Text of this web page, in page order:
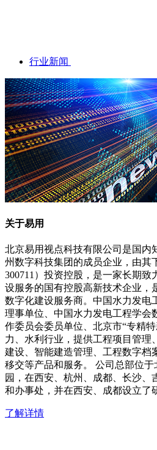
行业新闻
关于易用
北京易用视点科技有限公司是国内
州数字科技集团的成员企业，由其
300711）投资控股，是一家长期致
设服务的国有控股高新技术企业，
数字化建设服务商。中国水力发电
理事单位、中国水力发电工程学会
作委员会委员单位、北京市“专精
力、水利行业，提供工程项目管理
建设、智能建造管理、工程数字档
移交等产品和服务。 公司总部位
园，在西安、杭州、成都、长沙、
和办事处，并在西安、成都设立了
了解详情